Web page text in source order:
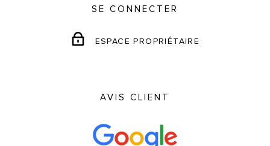
SE CONNECTER
ESPACE PROPRIÉTAIRE
AVIS CLIENT